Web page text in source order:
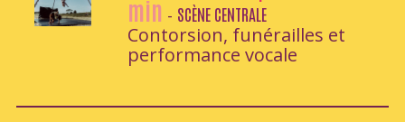
min - SCÈNE CENTRALE
Contorsion, funérailles et
performance vocale